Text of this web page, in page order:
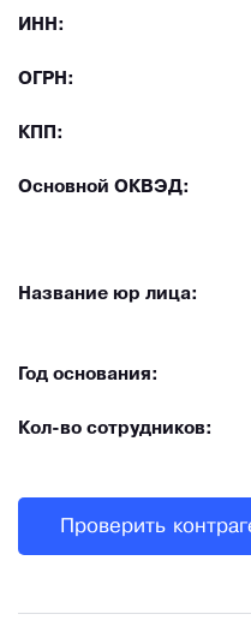
ИНН:
ОГРН:
КПП:
Основной ОКВЭД:
Название юр лица:
Год основания:
Кол-во сотрудников:
Проверить